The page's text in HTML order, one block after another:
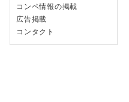
コンペ情報の掲載
広告掲載
コンタクト